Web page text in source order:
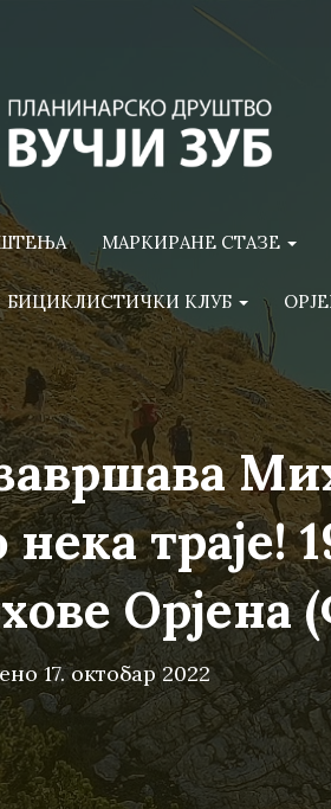
МАРКИРАНЕ СТАЗЕ
БИЦИКЛИСТИЧКИ КЛУБ
траје!
17. октобар 2022